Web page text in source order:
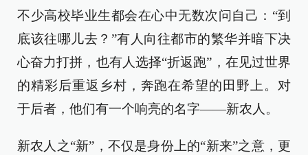
不少高校毕业生都会在心中无数次问自己：“到
底该往哪儿去？”有人向往都市的繁华并暗下决
心奋力打拼，也有人选择“折返跑”，在见过世界
的精彩后重返乡村，奔跑在希望的田野上。对
于后者，他们有一个响亮的名字——新农人。
新农人之“新”，不仅是身份上的“新来”之意，更